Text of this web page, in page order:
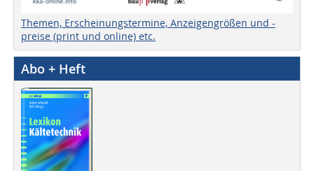
Themen, Erscheinungstermine, Anzeigengrößen und -
preise (print und online) etc.
Abo + Heft